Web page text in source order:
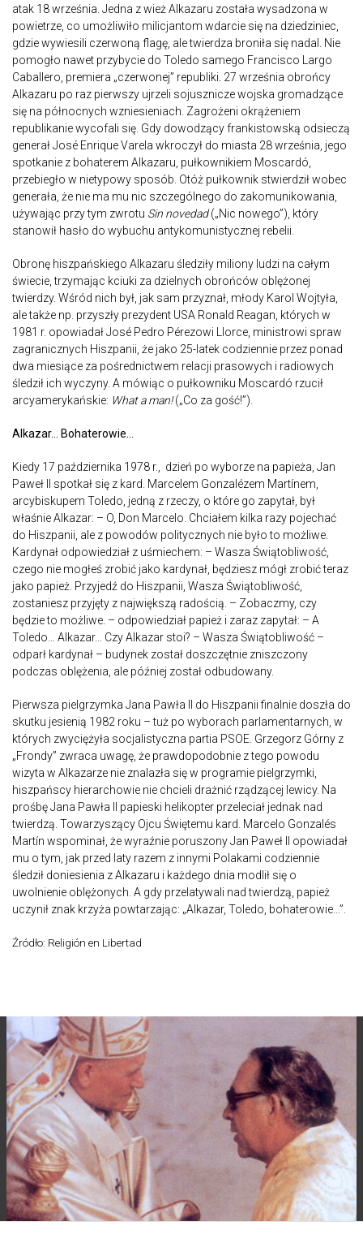
atak 18 września. Jedna z wież Alkazaru została wysadzona w
powietrze, co umożliwiło milicjantom wdarcie się na dziedziniec,
gdzie wywiesili czerwoną flagę, ale twierdza broniła się nadal. Nie
pomogło nawet przybycie do Toledo samego Francisco Largo
Caballero, premiera „czerwonej” republiki 27 września obrońcy
Alkazaru po raz pierwszy ujrzeli sojusznicze wojska gromadzące
się na północnych wzniesieniach. Zagrożeni okrążeniem
republikanie wycofali się. Gdy dowodzący frankistowską odsieczą
generał José Enrique Varela wkroczył do miasta 28 września, jego
spotkanie z bohaterem Alkazaru, pułkownikiem Moscardó,
przebiegło w nietypowy sposób. Otóż pułkownik stwierdził wobec
generała, że nie ma mu nic szczególnego do zakomunikowania,
używając przy tym zwrotu Sin novedad(„Nic nowego”), który
stanowił hasło do wybuchu antykomunistycznej rebelii.
Obronę hiszpańskiego Alkazaru śledziły miliony ludzi na całym
świecie, trzymając kciuki za dzielnych obrońców oblężonej
twierdzy. Wśród nich był, jak sam przyznał, młody Karol Wojtyła,
ale także np. przyszły prezydent USA Ronald Reagan, których w
1981 r. opowiadał José Pedro Pérezowi Llorce, ministrowi spraw
zagranicznych Hiszpanii, że jako 25-latek codziennie przez ponad
dwa miesiące za pośrednictwem relacji prasowych i radiowych
śledził ich wyczyny. A mówiąc o pułkowniku Moscardó rzucił
arcyamerykańskie: What a man!(„Co za gość!”).
Alkazar… Bohaterowie…
Kiedy 17 października 1978 r., dzień po wyborze na papieża, Jan
Paweł II spotkał się z kard. Marcelem Gonzalézem Martínem,
arcybiskupem Toledo, jedną z rzeczy, o które go zapytał, był
właśnie Alkazar: – O, Don Marcelo. Chciałem kilka razy pojechać
do Hiszpanii, ale z powodów politycznych nie było to możliwe.
Kardynał odpowiedział z uśmiechem: – Wasza Świątobliwość,
czego nie mogłeś zrobić jako kardynał, będziesz mógł zrobić teraz
jako papież. Przyjedź do Hiszpanii, Wasza Świątobliwość,
zostaniesz przyjęty z największą radością. – Zobaczmy, czy
będzie to możliwe. – odpowiedział papież i zaraz zapytał: – A
Toledo… Alkazar… Czy Alkazar stoi? – Wasza Świątobliwość –
odparł kardynał – budynek został doszczętnie zniszczony
podczas oblężenia, ale później został odbudowany.
Pierwsza pielgrzymka Jana Pawła II do Hiszpanii finalnie doszła do
skutku jesienią 1982 roku – tuż po wyborach parlamentarnych, w
których zwyciężyła socjalistyczna partia PSOE. Grzegorz Górny z
„Frondy” zwraca uwagę, że prawdopodobnie z tego powodu
wizyta w Alkazarze nie znalazła się w programie pielgrzymki,
hiszpańscy hierarchowie nie chcieli drażnić rządzącej lewicy. Na
prośbę Jana Pawła II papieski helikopter przeleciał jednak nad
twierdzą. Towarzyszący Ojcu Świętemu kard. Marcelo Gonzalés
Martín wspominał, że wyraźnie poruszony Jan Paweł II opowiadał
mu o tym, jak przed laty razem z innymi Polakami codziennie
śledził doniesienia z Alkazaru i każdego dnia modlił się o
uwolnienie oblężonych. A gdy przelatywali nad twierdzą, papież
uczynił znak krzyża powtarzając: „Alkazar, Toledo, bohaterowie…”.
Źródło: Religión en Libertad